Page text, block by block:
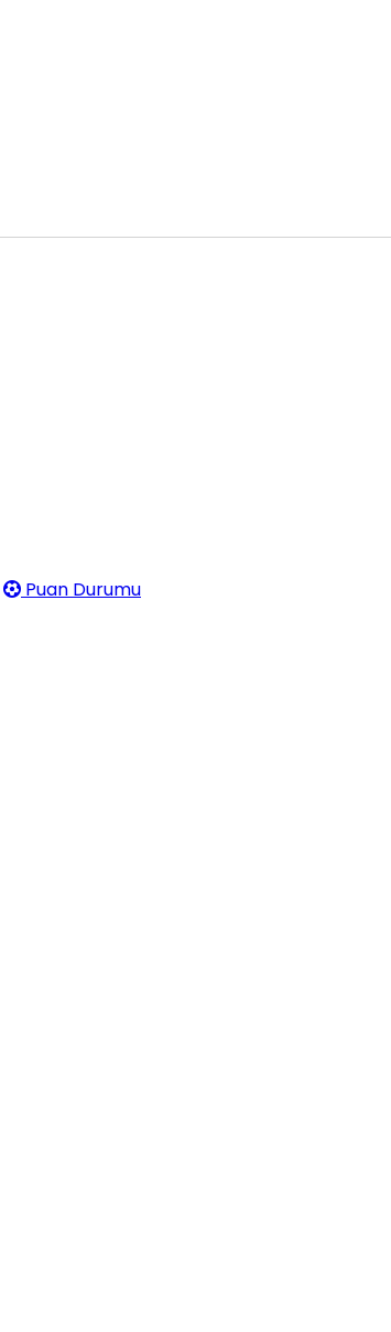
Puan Durumu